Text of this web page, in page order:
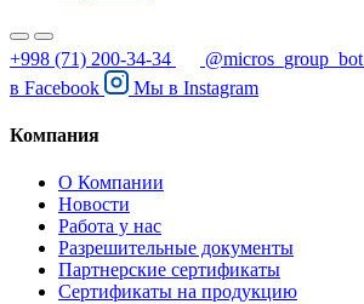
+998 (71) 200-34-34 @micros_group_bot
в Facebook Мы в Instagram
Компания
О Компании
Новости
Работа у нас
Разрешительные документы
Партнерские сертификаты
Сертификаты на продукцию